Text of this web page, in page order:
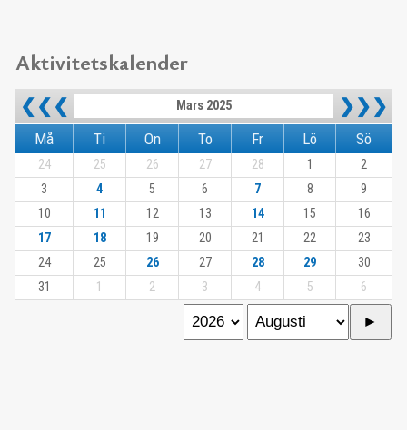
Aktivitetskalender
❮❮❮ Mars 2025 ❯❯❯
Må Ti On To Fr Lö Sö
24 25 26 27 28 1
2
3
4 5 6 7 8
9
10
11 12 13 14 15
16
17
18 19 20 21 22
23
24
25 26 27 28 29
30
31
1 2 3 4 5 6